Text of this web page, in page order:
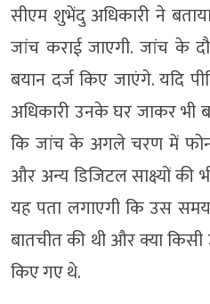
सीएम शुभेंदु अधिकारी ने
जांच कराई जाएगी. जांच के
बयान दर्ज किए जाएंगे. यदि
अधिकारी उनके घर जाकर भी
कि जांच के अगले चरण में फोन
और अन्य डिजिटल साक्ष्यों की
यह पता लगाएगी कि उस
बातचीत की थी और क्या किसी
किए गए थे.